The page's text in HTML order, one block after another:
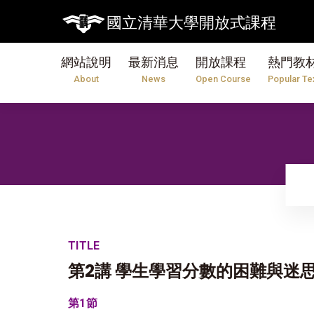
國立清華大學開放式課程
網站說明
About
最新消息
News
開放課程
Open Course
熱門教
Popular
TITLE
第2講 學生學習分數的困難與迷
第1節